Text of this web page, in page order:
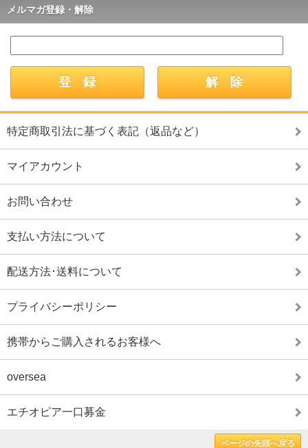
メルマガ登録・解除
特定商取引法に基づく表記（返品など）
マイアカウント
お問い合わせ
支払い方法について
配送方法･送料について
プライバシーポリシー
携帯からご購入されるお客様へ
oversea
エチオピア一口募金
ページの先頭へ戻る